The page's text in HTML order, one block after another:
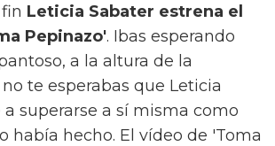
Leticia Sabater estrena el
Pepinazo'. Ibas esperando
a la altura de la
te esperabas que Leticia
a superarse a sí misma como
había hecho. El vídeo de 'Toma